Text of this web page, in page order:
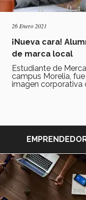
26 Enero 2021
¡Nueva cara!
de marca local
Estudiante de
campus Morelia,
imagen corporativa